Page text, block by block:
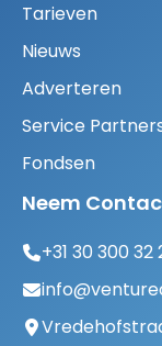
Tarieven
Nieuws
Adverteren
Service
Fondsen
Neem
+31 30 300 32